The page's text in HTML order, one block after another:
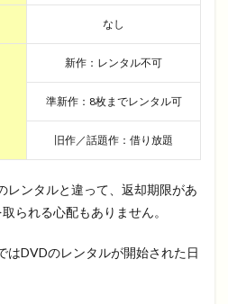
なし
新作：レンタル不可
準新作：8枚までレンタル可
旧作／話題作：借り放題
レンタルと違って、返却期限があ
られる心配もありません。
はDVDのレンタルが開始された日